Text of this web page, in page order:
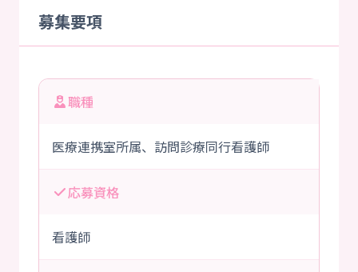
募集要項
職種
医療連携室所属、訪問診療同行看護師
応募資格
看護師